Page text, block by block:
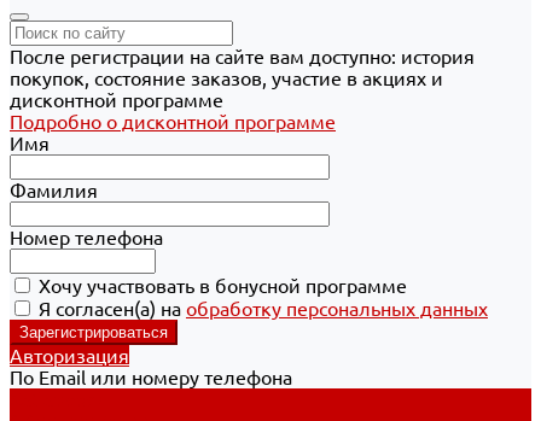
После регистрации на сайте вам доступно: история
покупок, состояние заказов, участие в акциях и
дисконтной программе
Подробно о дисконтной программе
Имя
Фамилия
Номер телефона
Хочу участвовать в бонусной программе
Я согласен(а) на обработку персональных данных
Авторизация
По Email или номеру телефона